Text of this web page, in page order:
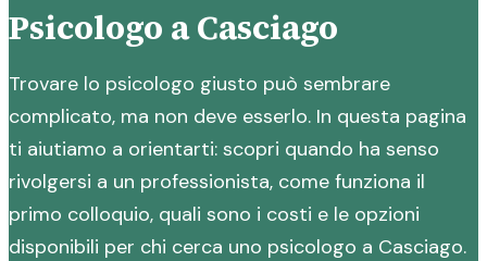
Psicologo a Casciago
Trovare lo psicologo giusto può sembrare
complicato, ma non deve esserlo. In questa pagina
ti aiutiamo a orientarti: scopri quando ha senso
rivolgersi a un professionista, come funziona il
primo colloquio, quali sono i costi e le opzioni
disponibili per chi cerca uno psicologo a Casciago.